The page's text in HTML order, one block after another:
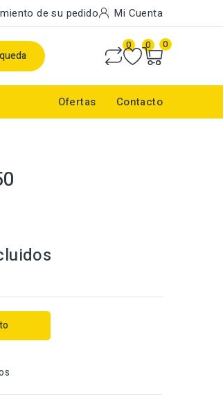
de su pedido Mi Cuenta
0 0 0
Ofertas Contacto